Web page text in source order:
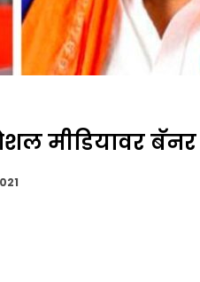
मीडियावर बॅनर